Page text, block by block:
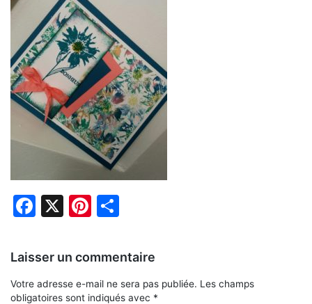
Facebook
X Pinterest
Laisser un commentaire
Votre adresse e-mail ne sera pas publiée. Les champs
obligatoires sont indiqués avec *